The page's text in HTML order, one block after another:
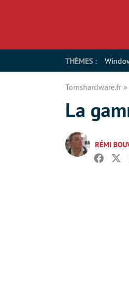
THÈMES :
Tomshardware.fr
La
RÉMI